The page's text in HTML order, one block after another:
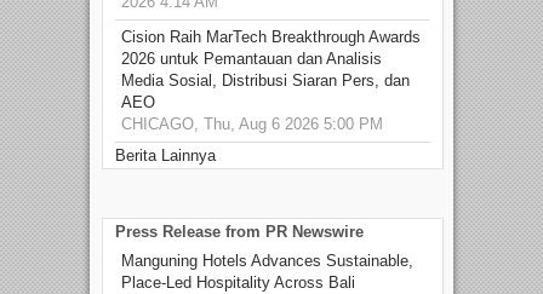
Cision Raih MarTech Breakthrough Awards
2026 untuk Pemantauan dan Analisis
Media Sosial, Distribusi Siaran Pers, dan
AEO
CHICAGO, Thu, Aug 6 2026 5:00 PM
Berita Lainnya
Press Release from PR Newswire
Manguning Hotels Advances Sustainable,
Place-Led Hospitality Across Bali